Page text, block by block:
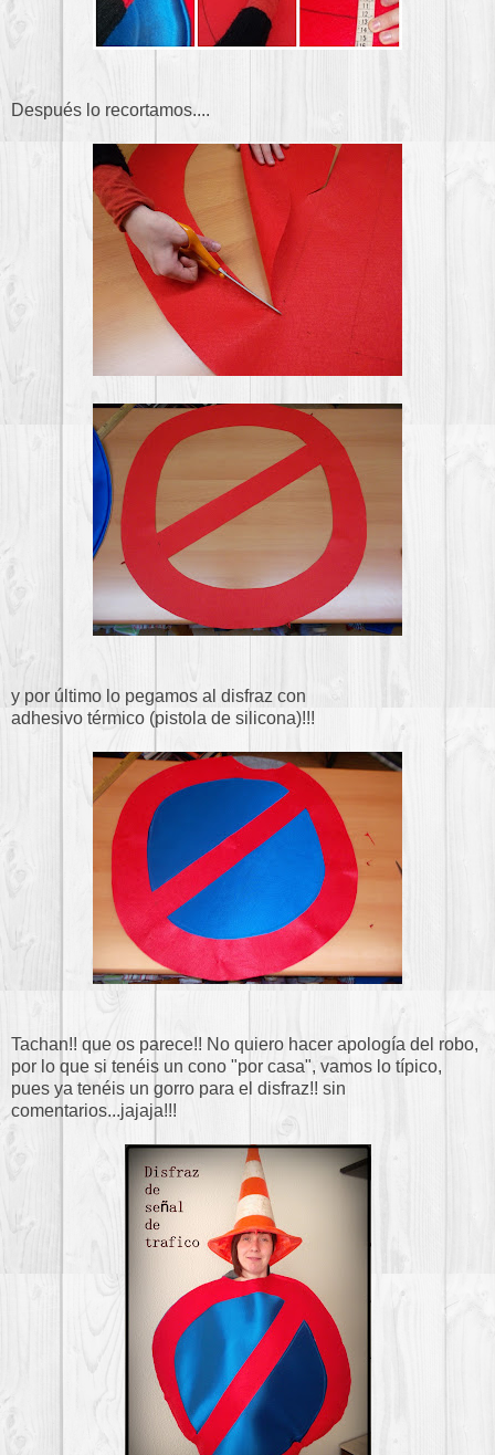
Después lo recortamos....
y por último lo pegamos al disfraz con
adhesivo térmico (pistola de silicona)!!!
Tachan!! que os parece!! No quiero hacer apología del robo,
por lo que si tenéis un cono "por casa", vamos lo típico,
pues ya tenéis un gorro para el disfraz!! sin
comentarios...jajaja!!!